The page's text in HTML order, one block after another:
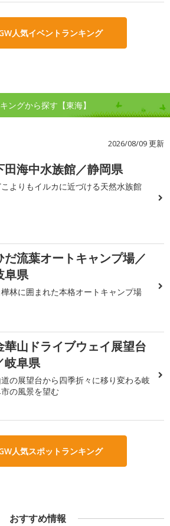
人気イベントランキング
ングから探す【東海】
2026/08/09 更新
田海中水族館／静岡県
こよりもイルカに近づける天然水族館
だ流葉オートキャンプ場／
阜県
林に囲まれた本格オートキャンプ場
華山ドライブウェイ展望台
岐阜県
の展望台から四季折々に移り変わる岐
の風景を望む
人気スポットランキング
おすすめ情報